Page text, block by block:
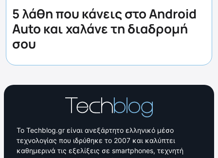
5 λάθη που κάνεις στο Android
Auto και χαλάνε τη διαδρομή
σου
Το Techblog.gr είναι ανεξάρτητο ελληνικό μέσο
τεχνολογίας που ιδρύθηκε το 2007 και καλύπτει
καθημερινά τις εξελίξεις σε smartphones, τεχνητή